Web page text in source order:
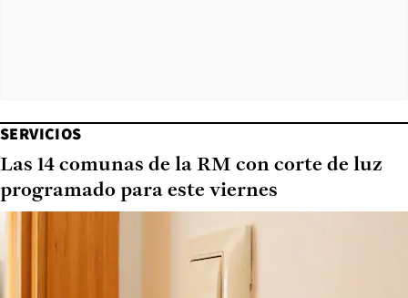
SERVICIOS
Las 14 comunas de la RM con corte de luz
programado para este viernes